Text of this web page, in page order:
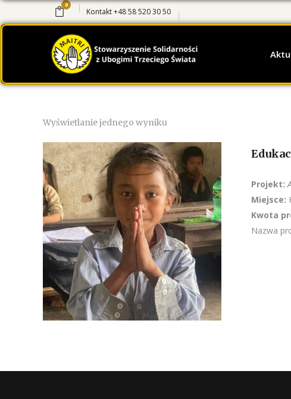
Kontakt+48 58 520 30 50
0
Wyświetlanie jednego wyniku
Projekt:
Miejsce:
Kwota
Nazwa